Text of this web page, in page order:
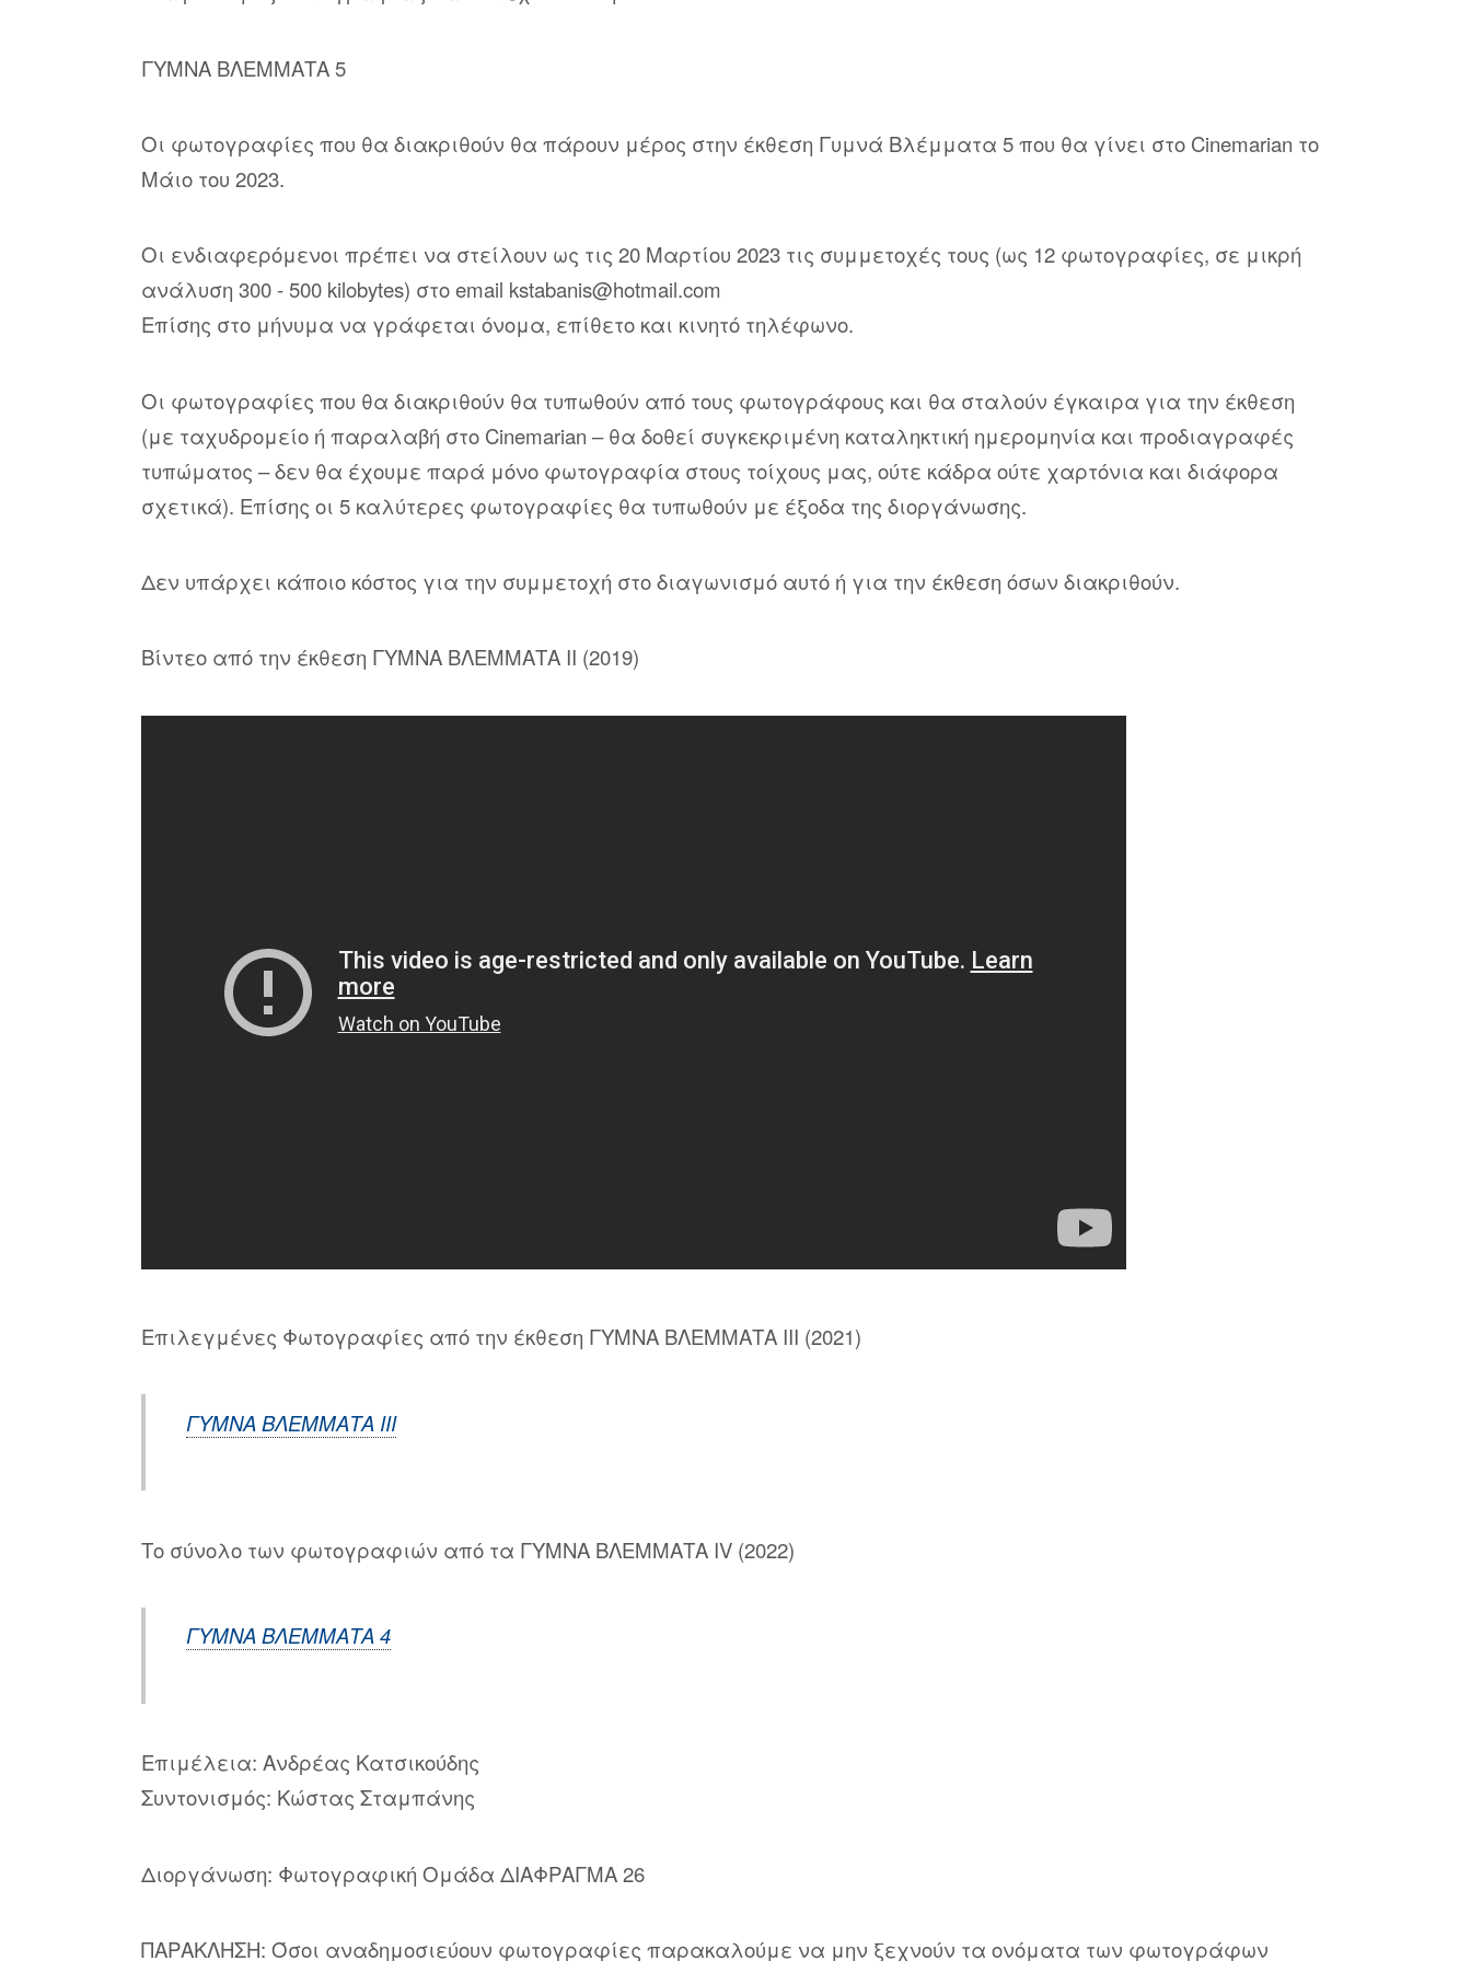
ΓΥΜΝΑ ΒΛΕΜΜΑΤΑ 5
Οι φωτογραφίες που θα διακριθούν θα πάρουν μέρος στην έκθεση Γυμνά Βλέμματα 5 που θα γίνει στο Cinemarian το
Μάιο του 2023.
Οι ενδιαφερόμενοι πρέπει να στείλουν ως τις 20 Μαρτίου 2023 τις συμμετοχές τους (ως 12 φωτογραφίες, σε μικρή
ανάλυση 300 - 500 kilobytes) στο email kstabanis@hotmail.com
Επίσης στο μήνυμα να γράφεται όνομα, επίθετο και κινητό τηλέφωνο.
Οι φωτογραφίες που θα διακριθούν θα τυπωθούν από τους φωτογράφους και θα σταλούν έγκαιρα για την έκθεση
(με ταχυδρομείο ή παραλαβή στο Cinemarian – θα δοθεί συγκεκριμένη καταληκτική ημερομηνία και προδιαγραφές
τυπώματος – δεν θα έχουμε παρά μόνο φωτογραφία στους τοίχους μας, ούτε κάδρα ούτε χαρτόνια και διάφορα
σχετικά). Επίσης οι 5 καλύτερες φωτογραφίες θα τυπωθούν με έξοδα της διοργάνωσης.
Δεν υπάρχει κάποιο κόστος για την συμμετοχή στο διαγωνισμό αυτό ή για την έκθεση όσων διακριθούν.
Βίντεο από την έκθεση ΓΥΜΝΑ ΒΛΕΜΜΑΤΑ ΙΙ (2019)
Επιλεγμένες Φωτογραφίες από την έκθεση ΓΥΜΝΑ ΒΛΕΜΜΑΤΑ ΙΙΙ (2021)
ΓΥΜΝΑ ΒΛΕΜΜΑΤΑ ΙΙΙ
Το σύνολο των φωτογραφιών από τα ΓΥΜΝΑ ΒΛΕΜΜΑΤΑ ΙV (2022)
ΓΥΜΝΑ ΒΛΕΜΜΑΤΑ 4
Επιμέλεια: Ανδρέας Κατσικούδης
Συντονισμός: Κώστας Σταμπάνης
Διοργάνωση: Φωτογραφική Ομάδα ΔΙΑΦΡΑΓΜΑ 26
ΠΑΡΑΚΛΗΣΗ: Όσοι αναδημοσιεύουν φωτογραφίες παρακαλούμε να μην ξεχνούν τα ονόματα των φωτογράφων